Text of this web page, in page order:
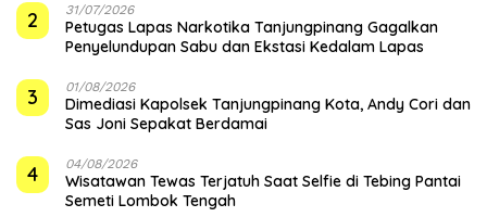
2 31/07/2026
Petugas Lapas Narkotika Tanjungpinang Gagalkan
Penyelundupan Sabu dan Ekstasi Kedalam Lapas
3 01/08/2026
Dimediasi Kapolsek Tanjungpinang Kota, Andy Cori dan
Sas Joni Sepakat Berdamai
4 04/08/2026
Wisatawan Tewas Terjatuh Saat Selfie di Tebing Pantai
Semeti Lombok Tengah